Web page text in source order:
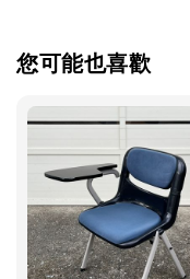
您可能也喜歡